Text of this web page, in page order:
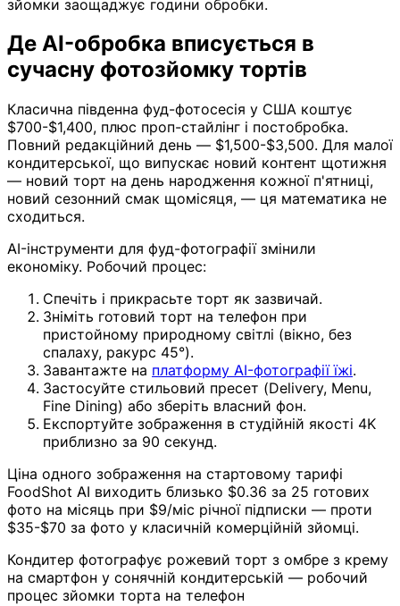
зйомки заощаджує години обробки.
Де AI-обробка вписується в
сучасну фотозйомку тортів
Класична південна фуд-фотосесія у США коштує
$700-$1,400, плюс проп-стайлінг і постобробка.
Повний редакційний день — $1,500-$3,500. Для малої
кондитерської, що випускає новий контент щотижня
— новий торт на день народження кожної п'ятниці,
новий сезонний смак щомісяця, — ця математика не
сходиться.
AI-інструменти для фуд-фотографії змінили
економіку. Робочий процес:
Спечіть і прикрасьте торт як зазвичай.
Зніміть готовий торт на телефон при
пристойному природному світлі (вікно, без
спалаху, ракурс 45°).
Завантажте на платформу AI-фотографії їжі.
Застосуйте стильовий пресет (Delivery, Menu,
Fine Dining) або зберіть власний фон.
Експортуйте зображення в студійній якості 4K
приблизно за 90 секунд.
Ціна одного зображення на стартовому тарифі
FoodShot AI виходить близько $0.36 за 25 готових
фото на місяць при $9/міс річної підписки — проти
$35-$70 за фото у класичній комерційній зйомці.
Кондитер фотографує рожевий торт з омбре з крему
на смартфон у сонячній кондитерській — робочий
процес зйомки торта на телефон